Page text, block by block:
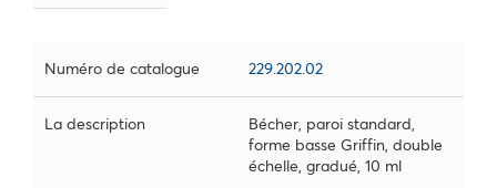
Numéro de catalogue 229.202.02
La description
Bécher, paroi standard,
forme basse Griffin, double
échelle, gradué, 10 ml